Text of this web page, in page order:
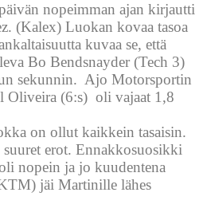
nopeimman ajan kirjautti
(Kalex) Luokan kovaa tasoa
kuvaa se, että
Bo Bendsnayder (Tech 3)
sekunnin. Ajo Motorsportin
(6:s) oli vajaat 1,8
on ollut kaikkein tasaisin.
erot. Ennakkosuosikki
nopein ja jo kuudentena
jäi Martinille lähes